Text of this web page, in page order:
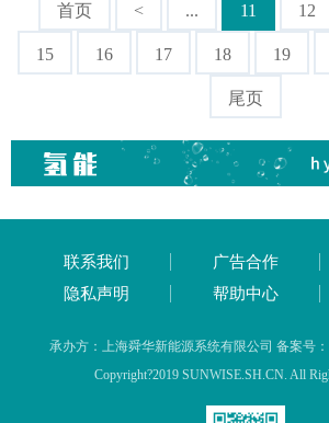
首页 < ... 11 12
15 16 17 18 19
尾页
联系我们 广告合作
隐私声明
帮助中心
承办方：上海舜华新能源系统有限公司 备案号
Copyright?2019 SUNWISE.SH.CN. All